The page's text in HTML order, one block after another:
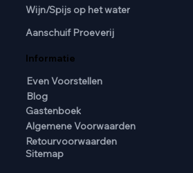
Wijn/Spijs op het water
Aanschuif Proeverij
Informatie
Even Voorstellen
Blog
Gastenboek
Algemene Voorwaarden
Retourvoorwaarden
Sitemap